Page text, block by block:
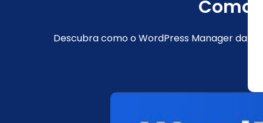
Como
Descubra como o WordPress Manager da